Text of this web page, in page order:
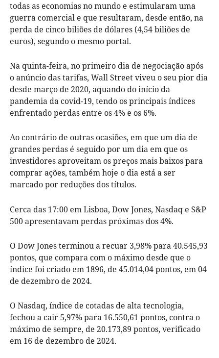
todas as economias no mundo e estimularam uma
guerra comercial e que resultaram, desde então, na
perda de cinco biliões de dólares (4,54 biliões de
euros), segundo o mesmo portal.
Na quinta-feira, no primeiro dia de negociação após
o anúncio das tarifas, Wall Street viveu o seu pior dia
desde março de 2020, aquando do início da
pandemia da covid-19, tendo os principais índices
enfrentado perdas entre os 4% e os 6%.
Ao contrário de outras ocasiões, em que um dia de
grandes perdas é seguido por um dia em que os
investidores aproveitam os preços mais baixos para
comprar ações, também hoje o dia está a ser
marcado por reduções dos títulos.
Cerca das 17:00 em Lisboa, Dow Jones, Nasdaq e S&P
500 apresentavam perdas próximas dos 4%.
O Dow Jones terminou a recuar 3,98% para 40.545,93
pontos, que compara com o máximo desde que o
índice foi criado em 1896, de 45.014,04 pontos, em 04
de dezembro de 2024.
O Nasdaq, índice de cotadas de alta tecnologia,
fechou a cair 5,97% para 16.550,61 pontos, contra o
máximo de sempre, de 20.173,89 pontos, verificado
em 16 de dezembro de 2024.